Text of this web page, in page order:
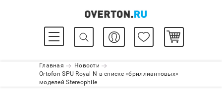
Главная
Новости
Ortofon SPU Royal N в списке «бриллиантовых»
моделей Stereophile